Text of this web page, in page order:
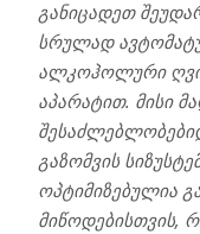
განიცადეთ
სრულად
ალკოჰოლური
აპარატით. მისი
გაზომვის
ოპტიმიზებულია
მიწოდებისთვის,